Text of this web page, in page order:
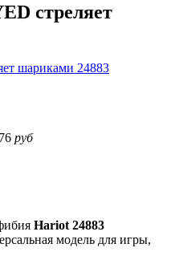
стреляет
руб
Hariot 24883
модель для игры,